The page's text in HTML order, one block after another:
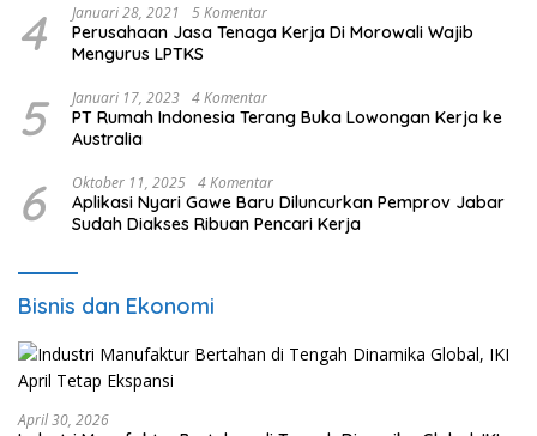
4 Januari 28, 2021 5 Komentar
Perusahaan Jasa Tenaga Kerja Di Morowali Wajib
Mengurus LPTKS
5 Januari 17, 2023 4 Komentar
PT Rumah Indonesia Terang Buka Lowongan Kerja ke
Australia
6 Oktober 11, 2025 4 Komentar
Aplikasi Nyari Gawe Baru Diluncurkan Pemprov Jabar
Sudah Diakses Ribuan Pencari Kerja
Bisnis dan Ekonomi
April 30, 2026